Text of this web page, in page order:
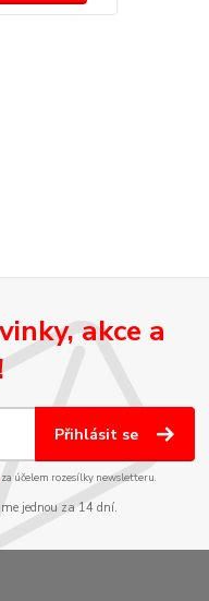
akce a
Přihlásit se
účelem rozesílky newsletteru.
jednou za 14 dní.